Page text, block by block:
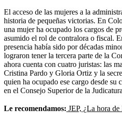
El acceso de las mujeres a la
historia de pequeñas victorias. En
una mujer ha ocupado los cargos de
asumido el rol de contralora o fiscal.
presencia había sido por décadas
lograron tener la tercera parte de la
ahora cuenta con cuatro juristas: las
Cristina Pardo y Gloria Ortiz y la
quien ha ocupado ese cargo desde su
en el Consejo Superior de la
Le recomendamos: JEP, ¿La hora de